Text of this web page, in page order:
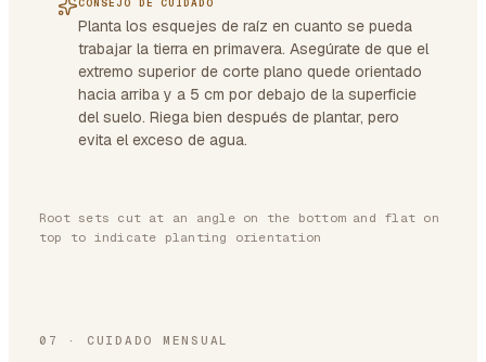
Planta los esquejes de raíz en cuanto se pueda
trabajar la tierra en primavera. Asegúrate de que el
extremo superior de corte plano quede orientado
hacia arriba y a 5 cm por debajo de la superficie
del suelo. Riega bien después de plantar, pero
evita el exceso de agua.
Root sets cut at an angle on the bottom and flat on
top to indicate planting orientation
07 · CUIDADO MENSUAL